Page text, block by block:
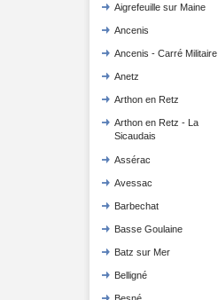
Aigrefeuille sur Maine
Ancenis
Ancenis - Carré Militaire
Anetz
Arthon en Retz
Arthon en Retz - La
Sicaudais
Assérac
Avessac
Barbechat
Basse Goulaine
Batz sur Mer
Belligné